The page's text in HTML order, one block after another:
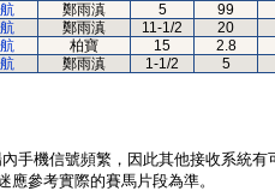
鄭雨滇 5 99
鄭雨滇 11-1/2 20
柏寶 15 2.8
鄭雨滇 1-1/2 5
手機信號頻繁，因此其他接收系統
參考實際的賽馬片段為準。